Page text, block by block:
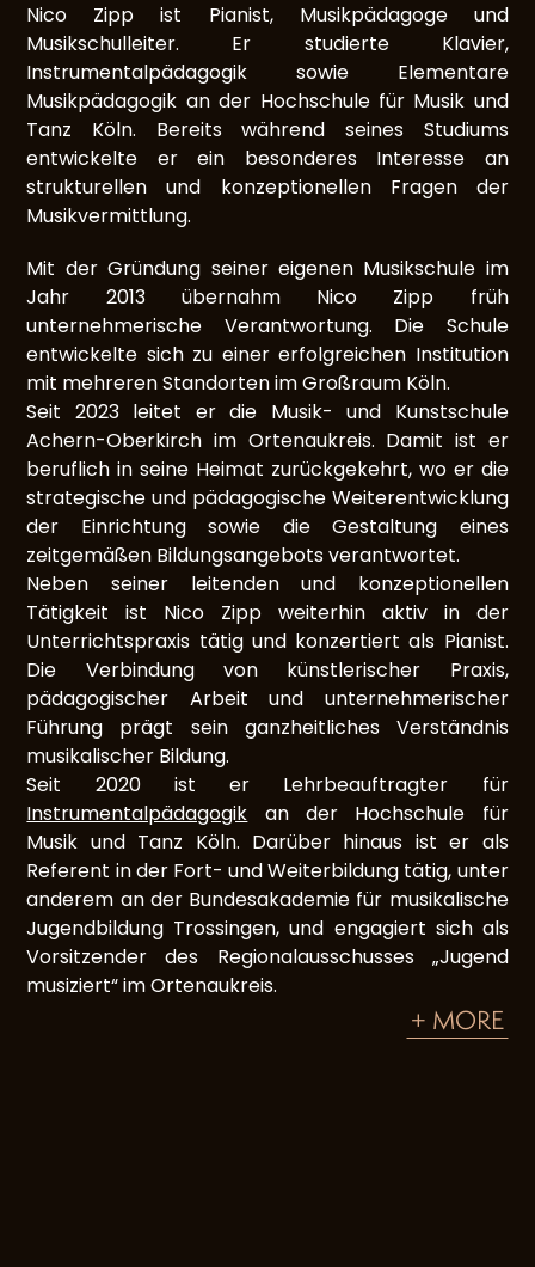
Nico Zipp ist Pianist, Musikpädagoge und
Musikschulleiter. Er studierte Klavier,
Instrumentalpädagogik sowie Elementare
Musikpädagogik an der Hochschule für Musik und
Tanz Köln. Bereits während seines Studiums
entwickelte er ein besonderes Interesse an
strukturellen und konzeptionellen Fragen der
Musikvermittlung.
Mit der Gründung seiner eigenen Musikschule im
Jahr 2013 übernahm Nico Zipp früh
unternehmerische Verantwortung. Die Schule
entwickelte sich zu einer erfolgreichen Institution
mit mehreren Standorten im Großraum Köln.
Seit 2023 leitet er die Musik- und Kunstschule
Achern-Oberkirch im Ortenaukreis. Damit ist er
beruflich in seine Heimat zurückgekehrt, wo er die
strategische und pädagogische Weiterentwicklung
der Einrichtung sowie die Gestaltung eines
zeitgemäßen Bildungsangebots verantwortet.
Neben seiner leitenden und konzeptionellen
Tätigkeit ist Nico Zipp weiterhin aktiv in der
Unterrichtspraxis tätig und konzertiert als Pianist.
Die Verbindung von künstlerischer Praxis,
pädagogischer Arbeit und unternehmerischer
Führung prägt sein ganzheitliches Verständnis
musikalischer Bildung.
Seit 2020 ist er Lehrbeauftragter für
Instrumentalpädagogik an der Hochschule für
Musik und Tanz Köln. Darüber hinaus ist er als
Referent in der Fort- und Weiterbildung tätig, unter
anderem an der Bundesakademie für musikalische
Jugendbildung Trossingen, und engagiert sich als
Vorsitzender des Regionalausschusses „Jugend
musiziert“ im Ortenaukreis.
+ MORE